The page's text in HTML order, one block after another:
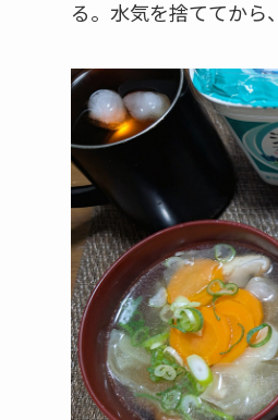
る。水気を捨ててから